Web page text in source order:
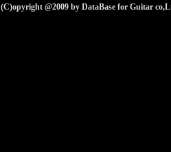
(C)opyright @2009 by DataBase for Guitar